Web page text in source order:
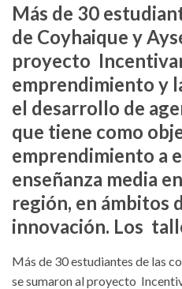
Más de 30
de Coyhaique y
proyecto
emprendimiento y
el desarrollo de
que tiene como
emprendimiento a
enseñanza media
región, en ámbitos
innovación. Los
Más de 30 estudiantes de las
se sumaron al proyecto